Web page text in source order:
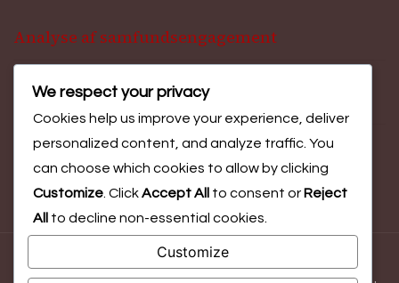
Analyse af samfundsengagement
Evaluering af begivenhedsresultater
Festival Deltagelsesindsigt
We respect your privacy
Cookies help us improve your experience, deliver
personalized content, and analyze traffic. You
can choose which cookies to allow by clicking
Customize . ClickAccept All to consent or Reject
All
to decline non-essential cookies.
Customize